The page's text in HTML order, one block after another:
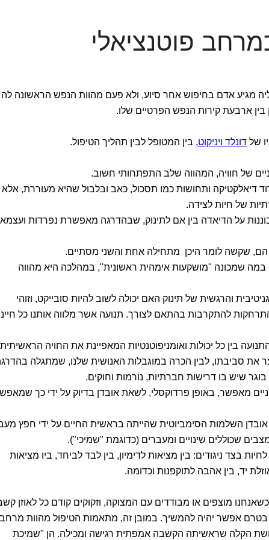
פוטנציאלי
מגיע אדם בחיפוש אחר סיוע, ולא פעם מהוות הנפש הראשונה לה
ארבעת קירות הנפש הפרטיים שלו.
של דונלד ויניקוט, בין המטופל לבין תהליך הטיפול.
של חוויה, המהווה שלב התפתחותי חשוב.
דיאלקטיקה ותחושות כמו תסכול, כאב ובלבול שהיא מעוררת,
של חיות לצידה.
על הדיאדה בין אם לתינוק, שבהדרגה מאפשרת נפרדות
שקשה לומר היכן מתחילה אחת והשני מסתיים.
שמכונה "מושקעות אימהית ראשונית", במהלכה היא מהווה
והרגשית של תינוק האם יכולה לשוב להיות סובייקט, וזוהי
להתקרבות בהתאם לצורך. תנועה אשר מלווה אותנו כל
בין כל יכולות ואומניפוטנטיות המאפיינת את החויה הראשיתית
את סביבתו, לבין הכרה במוגבלות האנושית שלנו, שמתגלה
שיש בו דרישות חברתיות, נורמות וחוקים.
מאפשר, באופן פרדוקסלי, לשאת אובדן בדיוק על ידי כך
השלמות הסימביוטית שהייתה בראשית החיים על ידי חפץ
שכוללים שינויים ומעברים (כדוגמת "שמיכי").
בצד ניגודים: בין מציאות לדימיון, בין לבד לביחד, ביו מציאות
יד, בין אהבה לתוקפנות וכדומה.
מוצפים או מבודדים עם המצוקה, וזקוקים קודם כל לאוזן
אפשר יהיה להמשיך. במובן זה, מתאמות הטיפול מהוות מרחב
הקלה שראשיתה הקשבה אמפתית רגישה ומכילה. הן "שמיכת